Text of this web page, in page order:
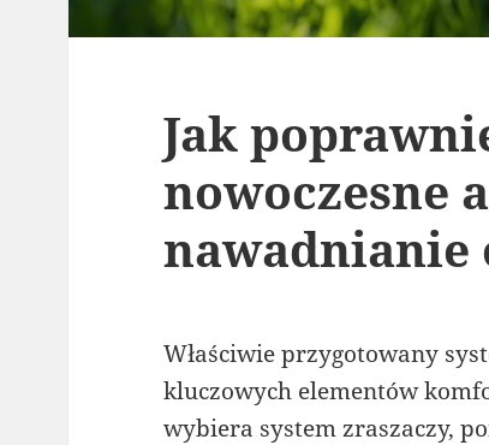
Jak
nowoczesne
nawadnianie
Właściwie przygotowany
kluczowych elementów
wybiera system zraszaczy,